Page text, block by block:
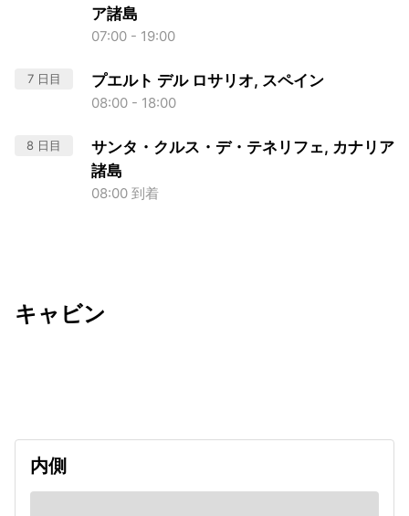
ア諸島
07:00 - 19:00
7 日目 プエルト デル ロサリオ, スペイン
08:00 - 18:00
8 日目
サンタ・クルス・デ・テネリフェ, カナリア
諸島
08:00 到着
キャビン
内側